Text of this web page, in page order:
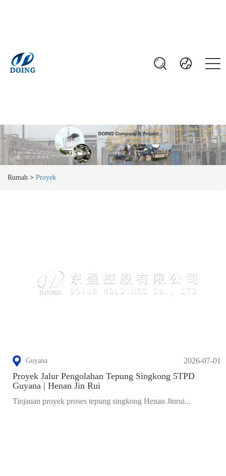
Rumah > Proyek
Guyana 2026-07-01
Proyek Jalur Pengolahan Tepung Singkong 5TPD
Guyana | Henan Jin Rui
Tinjauan proyek proses tepung singkong Henan Jinrui...